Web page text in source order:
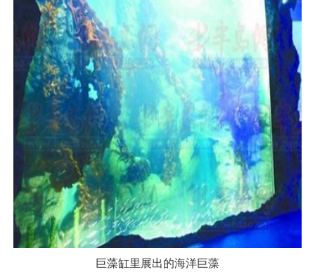
巨藻缸里展出的海洋巨藻